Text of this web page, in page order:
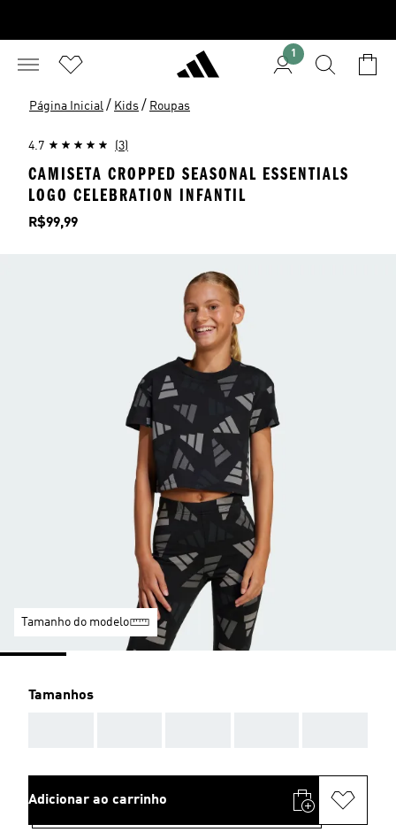
1
Página Inicial / Kids / Roupas
4.7 (3)
CAMISETA CROPPED SEASONAL ESSENTIALS
LOGO CELEBRATION INFANTIL
Preço
R$99,99
Tamanho do modelo
Tamanhos
Adicionar ao carrinho